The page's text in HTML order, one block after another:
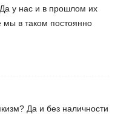
у нас и в прошлом их
в таком постоянно
Да и без наличности